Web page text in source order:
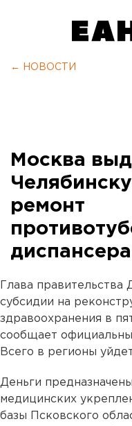
← НОВОСТИ
Москва
ремонт
диспансера
Глава
субсидии на
здравоохранения в
сообщает
Всего в регионы
Деньги
медицинских
базы Псковского